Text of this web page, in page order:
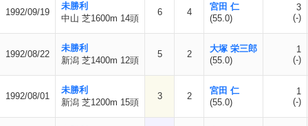
1992/09/19
未勝利
中山 芝1600m 14頭
6 4
宮田 仁
(55.0)
3
(-)
1992/08/22
未勝利
新潟 芝1400m 12頭
5 2
大塚 栄三郎
(55.0)
1
(-)
1992/08/01
未勝利
新潟 芝1200m 15頭
3 2
宮田 仁
(55.0)
1
(-)